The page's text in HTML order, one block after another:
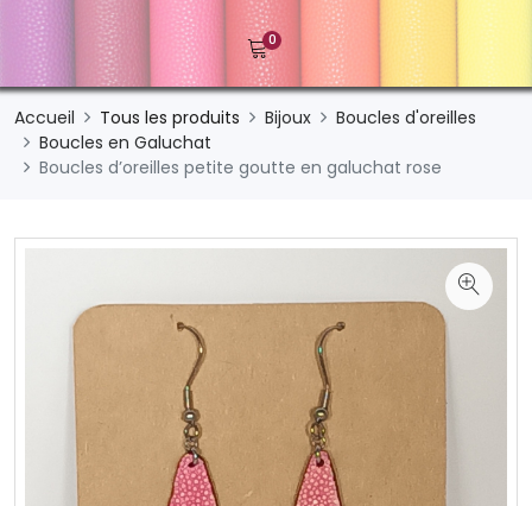
0
Accueil Tous les produits Bijoux
Boucles d'oreilles
Boucles en Galuchat
Boucles d’oreilles petite goutte en galuchat rose